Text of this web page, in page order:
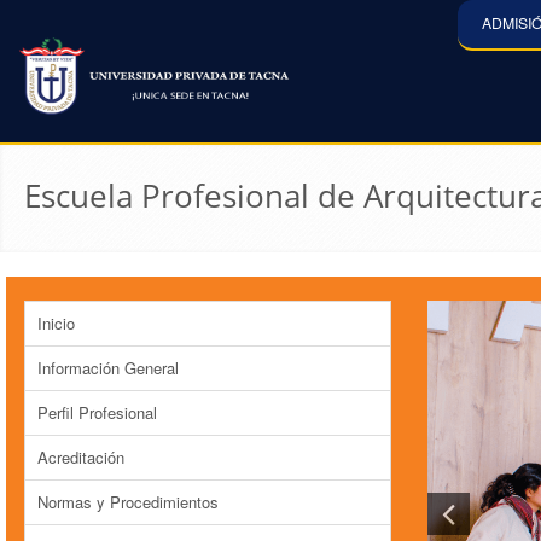
Escuela Profesional de
Inicio
Información General
Perfil Profesional
Acreditación
Normas y Procedimientos